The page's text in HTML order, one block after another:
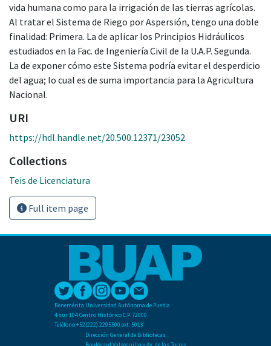
vida humana como para la irrigación de las tierras agrícolas.
Al tratar el Sistema de Riego por Aspersión, tengo una doble
finalidad: Primera. La de aplicar los Principios Hidráulicos
estudiados en la Fac. de Ingeniería Civil de la U.A.P. Segunda.
La de exponer cómo este Sistema podría evitar el desperdicio
del agua; lo cual es de suma importancia para la Agricultura
Nacional.
URI
https://hdl.handle.net/20.500.12371/23052
Collections
Teis de Licenciatura
Full item page
Benemérita Universidad Autónoma de Puebla
4 sur 104 Centro Histórico C.P. 72000
Teléfono +52(222) 2295500 ext. 5013
Dirección General de Bibliotecas